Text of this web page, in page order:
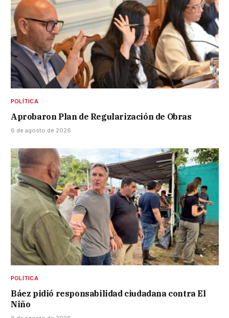
POLÍTICA
Aprobaron Plan de Regularización de Obras
6 de agosto de 2026
POLÍTICA
Báez pidió responsabilidad ciudadana contra El
Niño